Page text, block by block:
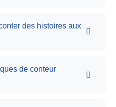
des histoires aux
de conteur